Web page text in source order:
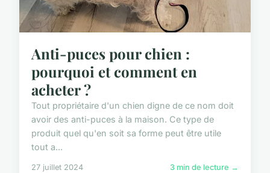
Anti-puces pour chien :
pourquoi et comment en
acheter ?
Tout propriétaire d'un chien digne de ce nom doit
avoir des anti-puces à la maison. Ce type de
produit quel qu'en soit sa forme peut être utile
tout a...
27 juillet 2024 3 min de lecture →